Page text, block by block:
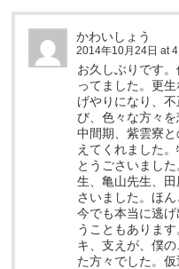
かわいしょう
2014年10月24日 at
お久しぶりです
ってました。更
げやりになり、
び、色々な方々を
中間期、紫雲寮
えてくれました
とうごさいまし
生、亀山先生、
さいました。ほん
今でも本当に逃
うこともありま
キ、支えが、僕
た方々でした。